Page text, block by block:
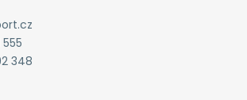
555
348